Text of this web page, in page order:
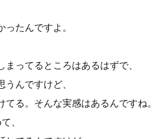
たんですよ。
ってるところはあるはずで、
んですけど、
る。そんな実感はあるんですね。
、